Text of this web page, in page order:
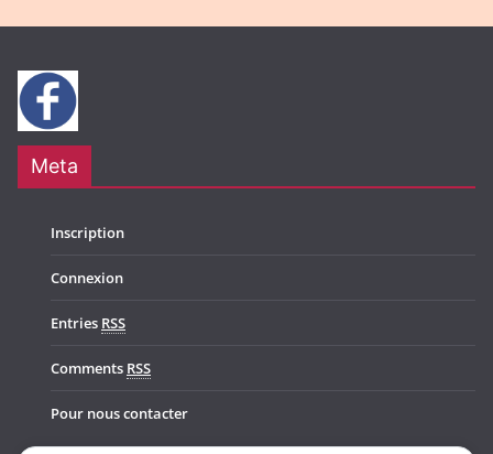
Meta
Inscription
Connexion
Entries RSS
Comments RSS
Pour nous contacter